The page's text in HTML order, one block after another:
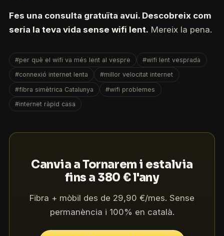
Fes una consulta gratuïta avui. Descobreix com
seria la teva vida sense wifi lent. Mereix la pena.
#per què el wifi va més lent al vespre
#wifi lent vesprada
#connexió internet lenta
#millor velocitat internet
#fibra simètrica Catalunya
#wifi problemes
#internet ràpid casa
Canvia a Tornarem i estalvia
fins a 380 € l'any
Fibra + mòbil des de 29,90 €/mes. Sense
permanència i 100% en català.